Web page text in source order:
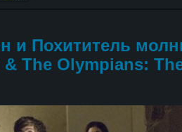
и Похититель
& The Olympians: